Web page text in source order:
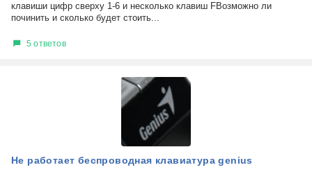
клавиши цифр сверху 1-6 и несколько клавиш FВозможно ли
починить и сколько будет стоить...
5 ответов
Не работает беспроводная клавиатура genius